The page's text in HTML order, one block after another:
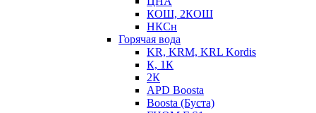
КОШ, 2КОШ
НКСн
Горячая вода
KR, KRM, KRL Kordis
К, 1К
2К
APD Boosta
Boosta (Буста)